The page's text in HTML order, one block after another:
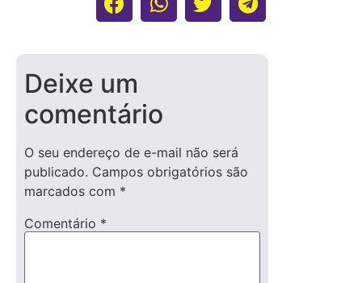
Deixe um
comentário
O seu endereço de e-mail não será
publicado. Campos obrigatórios são
marcados com *
Comentário *